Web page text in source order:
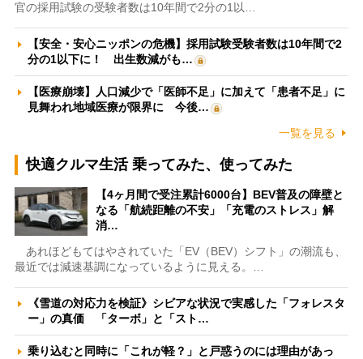
官の採用試験の受験者数は10年間で2分の1以…
【安全・安心ニッポンの危機】採用試験受験者数は10年間で2
分の1以下に！ 出生数減がも…
【医療崩壊】人口減少で「医師不足」に加えて「患者不足」に
見舞われ地域医療が限界に 今後…
一覧を見る
快適クルマ生活 乗ってみた、使ってみた
【4ヶ月間で受注累計6000台】BEV普及の障壁と
なる「航続距離の不安」「充電のストレス」解
消…
あれほどもてはやされていた「EV（BEV）シフト」の潮流も、
最近では減速基調になっているように見える。…
《雪道の対応力を検証》シビアな状況で実感した「フォレスタ
ー」の真価 「ターボ」と「スト…
乗り込むと同時に「これが軽？」と戸惑うのには理由があっ